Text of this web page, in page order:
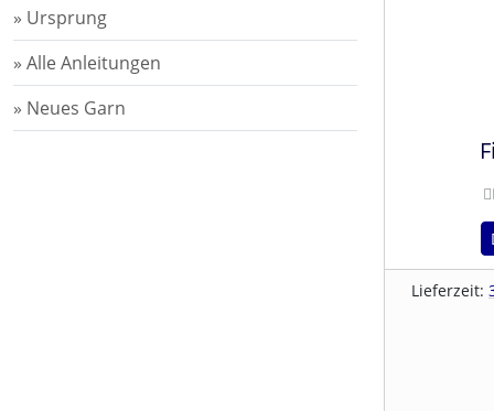
» Ursprung
» Alle Anleitungen
» Neues Garn
Lieferzeit: